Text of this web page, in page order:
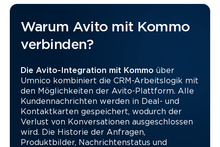
Warum Avito mit Kommo
verbinden?
Die Avito-Integration mit Kommo über
Umnico kombiniert die CRM-Arbeitslogik mit
den Möglichkeiten der Avito-Plattform. Alle
Kundennachrichten werden in Deal- und
Kontaktkarten gespeichert, wodurch der
Verlust von Konversationen ausgeschlossen
wird. Die Historie der Anfragen,
Produktbilder, Nachrichtenstatus und